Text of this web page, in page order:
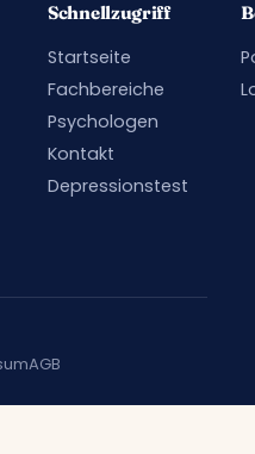
Schnellzugriff
Startseite
Fachbereiche
Psychologen
Kontakt
Depressionstest
AGB